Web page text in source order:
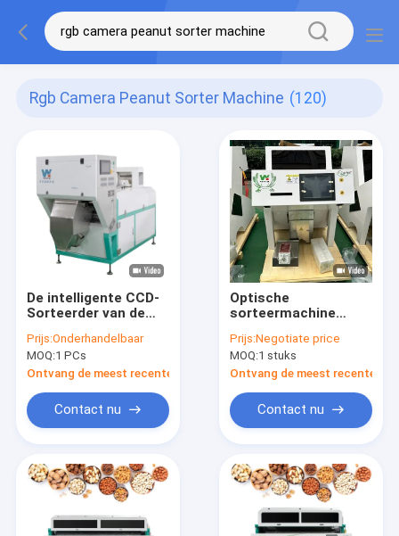
Rgb Camera Peanut Sorter Machine (120)
De intelligente CCD-
Sorteerder van de
Sorteerdersmachine
van de Camerapinda
Prijs:Onderhandelbaar
MOQ:1 PCs
Ontvang de meest recente Prijs
Contact nu
Optische
sorteermachine
Graan Optische kleur
sorteermachine CCD
RGB Camera Kleur
Sorter
Prijs:Negotiate price
MOQ:1 stuks
Ontvang de meest recente
Contact nu